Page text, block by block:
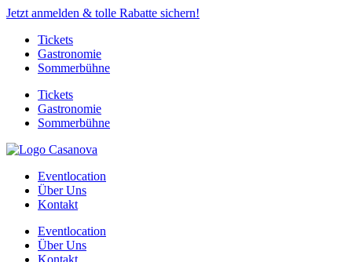
Jetzt anmelden & tolle Rabatte sichern!
Tickets
Gastronomie
Sommerbühne
Tickets
Gastronomie
Sommerbühne
Eventlocation
Über Uns
Kontakt
Eventlocation
Über Uns
Kontakt